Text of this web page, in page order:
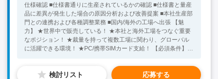
仕様確認 ■仕様書通りに生産されているかの確認 ■仕様書と量産
品に差異が発生した場合の原因分析および改善提案 ■本社生産部
門との連携および各種調整業務 ■国内/海外の工場へ出張 【魅
力】 ★世界中で販売している！ ★本社と海外工場をつなぐ重要
なポジション！ ★裁量を持って複数工場に関わり、グローバル
に活躍できる環境！ ★PC/携帯SIMカード支給！ 【必須条件】 ■
る方 ■フットワークの軽い方 ■体力がある方 ■一定レベルでPC操
検討リスト 応募する